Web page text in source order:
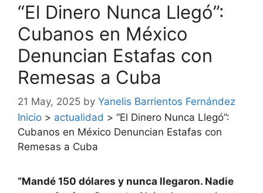
“El Dinero Nunca Llegó”:
Cubanos en México
Denuncian Estafas con
Remesas a Cuba
21 May, 2025 by Yanelis Barrientos Fernández
Inicio > actualidad > “El Dinero Nunca Llegó”:
Cubanos en México Denuncian Estafas con
Remesas a Cuba
“Mandé 150 dólares y nunca llegaron. Nadie